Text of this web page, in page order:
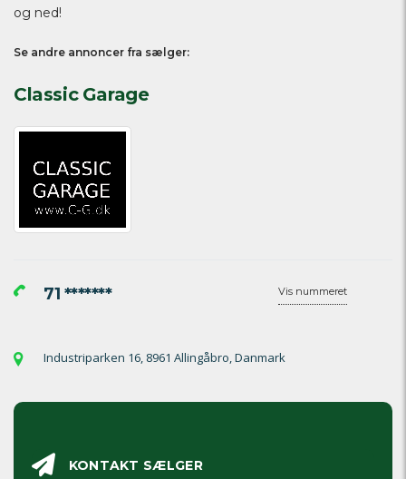
og ned!
Se andre annoncer fra sælger:
Classic Garage
71 ******* Vis nummeret
Industriparken 16, 8961 Allingåbro, Danmark
KONTAKT SÆLGER